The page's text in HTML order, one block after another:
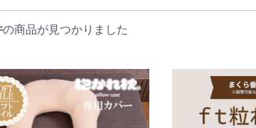
の商品が見つかりました